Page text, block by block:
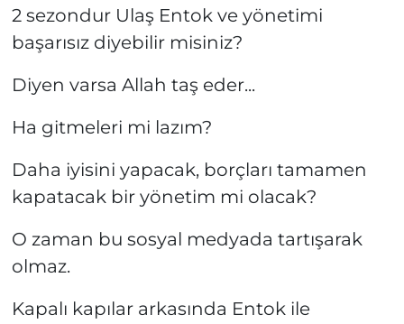
2 sezondur Ulaş Entok ve yönetimi
başarısız diyebilir misiniz?
Diyen varsa Allah taş eder...
Ha gitmeleri mi lazım?
Daha iyisini yapacak, borçları tamamen
kapatacak bir yönetim mi olacak?
O zaman bu sosyal medyada tartışarak
olmaz.
Kapalı kapılar arkasında Entok ile